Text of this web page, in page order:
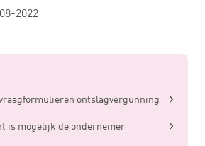
2022
ontslagvergunning
is mogelijk de ondernemer